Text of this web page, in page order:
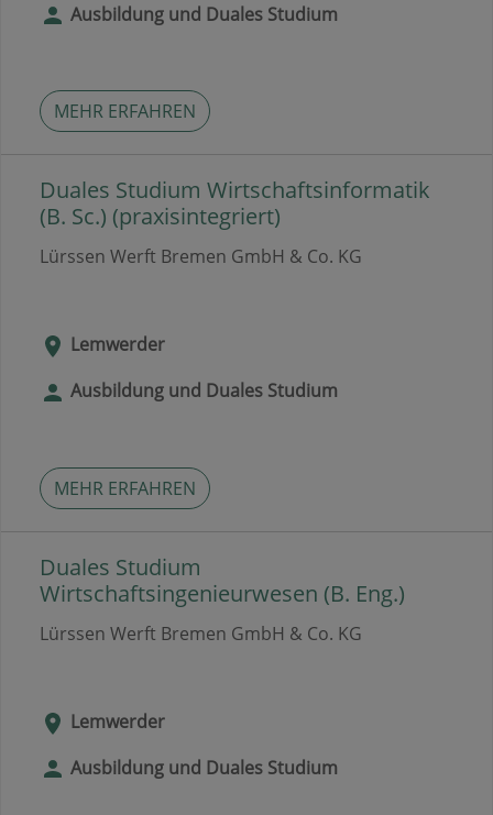
Ausbildung und Duales Studium
MEHR ERFAHREN
Duales Studium Wirtschaftsinformatik
(B. Sc.) (praxisintegriert)
Lürssen Werft Bremen GmbH & Co. KG
Lemwerder
Ausbildung und Duales Studium
MEHR ERFAHREN
Duales Studium
Wirtschaftsingenieurwesen (B. Eng.)
Lürssen Werft Bremen GmbH & Co. KG
Lemwerder
Ausbildung und Duales Studium